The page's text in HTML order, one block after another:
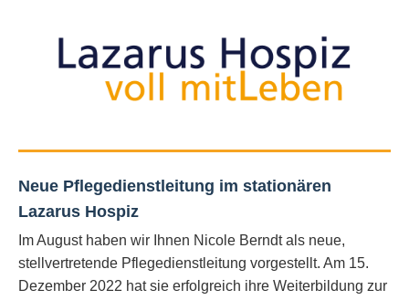
Neue Pflegedienstleitung im stationären
Lazarus Hospiz
Im August haben wir Ihnen Nicole Berndt als neue,
stellvertretende Pflegedienstleitung vorgestellt. Am 15.
Dezember 2022 hat sie erfolgreich ihre Weiterbildung zur